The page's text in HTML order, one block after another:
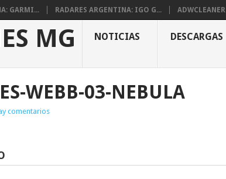
GARMI... RADARES ARGENTINA: IGO G... ADWCLEANER
NOTICIAS DESCARGAS
WEBB-03-NEBULA
comentarios